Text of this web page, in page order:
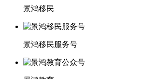
景鸿移民
景鸿移民服务号